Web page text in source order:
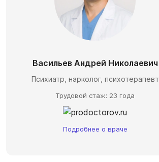
Васильев Андрей Николаевич
Психиатр, нарколог, психотерапевт
Трудовой стаж: 23 года
Подробнее о враче